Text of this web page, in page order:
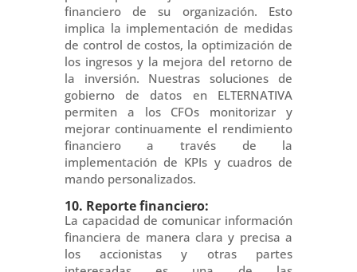
financiero de su organización. Esto
implica la implementación de medidas
de control de costos, la optimización de
los ingresos y la mejora del retorno de
la inversión. Nuestras soluciones de
gobierno de datos en ELTERNATIVA
permiten a los CFOs monitorizar y
mejorar continuamente el rendimiento
financiero a través de la
implementación de KPIs y cuadros de
mando personalizados.
10. Reporte financiero:
La capacidad de comunicar información
financiera de manera clara y precisa a
los accionistas y otras partes